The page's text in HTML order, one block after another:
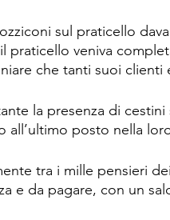
sul praticello
praticello veniva
che tanti suoi clienti
la presenza di
all’ultimo posto nella
tra i mille pensieri
e da pagare, con un